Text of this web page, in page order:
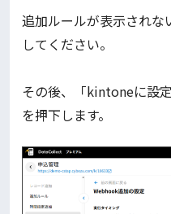
追加ルールが表示されな
してください。
その後、「kintoneに設
を押下します。